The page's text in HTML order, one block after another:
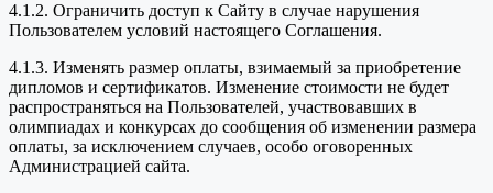
4.1.2. Ограничить доступ к Сайту в случае нарушения
Пользователем условий настоящего Соглашения.
4.1.3. Изменять размер оплаты, взимаемый за приобретение
дипломов и сертификатов. Изменение стоимости не будет
распространяться на Пользователей, участвовавших в
олимпиадах и конкурсах до сообщения об изменении размера
оплаты, за исключением случаев, особо оговоренных
Администрацией сайта.